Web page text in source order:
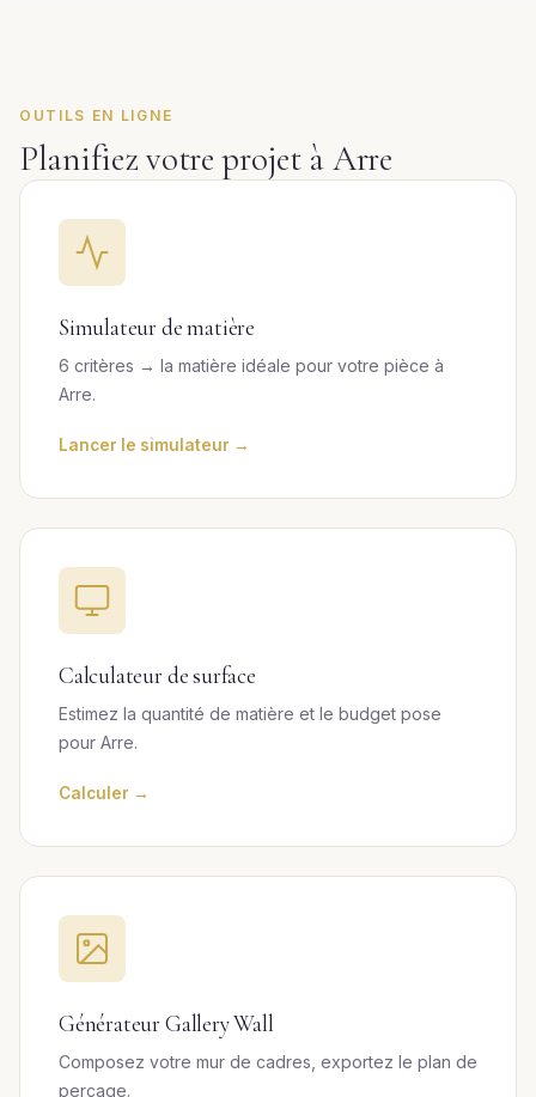
OUTILS EN LIGNE
Planifiez votre projet à Arre
Simulateur de matière
6 critères → la matière idéale pour votre pièce à
Arre.
Lancer le simulateur →
Calculateur de surface
Estimez la quantité de matière et le budget pose
pour Arre.
Calculer →
Générateur Gallery Wall
Composez votre mur de cadres, exportez le plan de
perçage.